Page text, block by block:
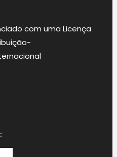
com uma Licença